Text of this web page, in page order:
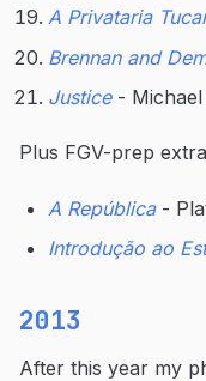
A Privataria
Brennan and
Justice- Michael
Plus FGV-prep
A República-
Introdução ao
2013
After this year my